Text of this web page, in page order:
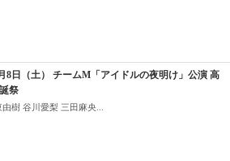
8日（土） チームM「アイドルの夜明け」公演 高
祭
樹 谷川愛梨 三田麻央...